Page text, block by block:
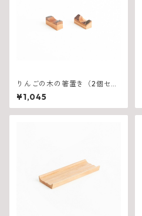
りんごの木の箸置き（2個セッ
ト）
¥1,045